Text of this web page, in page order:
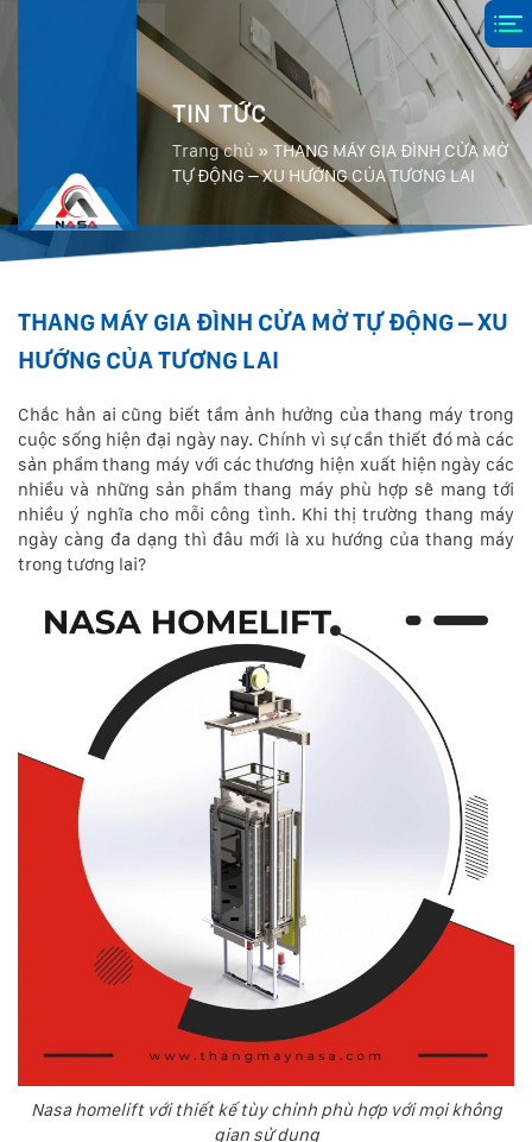
TIN TỨC
Trang chủ » THANG MÁY GIA ĐÌNH CỬA MỞ
TỰ ĐỘNG – XU HƯỚNG CỦA TƯƠNG LAI
THANG MÁY GIA ĐÌNH CỬA MỞ TỰ ĐỘNG – XU
HƯỚNG CỦA TƯƠNG LAI
Chắc hẳn ai cũng biết tầm ảnh hưởng của thang máy trong
cuộc sống hiện đại ngày nay. Chính vì sự cần thiết đó mà các
sản phẩm thang máy với các thương hiện xuất hiện ngày các
nhiều và những sản phẩm thang máy phù hợp sẽ mang tới
nhiều ý nghĩa cho mỗi công tình. Khi thị trường thang máy
ngày càng đa dạng thì đâu mới là xu hướng của thang máy
trong tương lai?
Nasa homelift với thiết kế tùy chỉnh phù hợp với mọi không
gian sử dụng